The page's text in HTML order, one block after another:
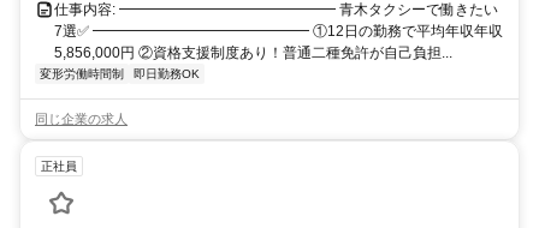
仕事内容: ━━━━━━━━━━━━━━━ 青木タクシーで働きたい
7選✅ ━━━━━━━━━━━━━━━ ①12日の勤務で平均年収年収
5,856,000円 ②資格支援制度あり！普通二種免許が自己負担...
変形労働時間制 即日勤務OK
同じ企業の求人
正社員